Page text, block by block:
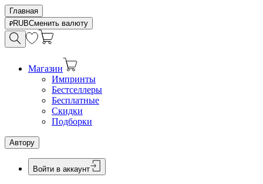
Главная
RUBСменить валюту
Магазин
Импринты
Бестселлеры
Бесплатные
Скидки
Подборки
Автору
Войти в аккаунт